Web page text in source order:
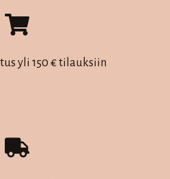
yli 150 € tilauksiin